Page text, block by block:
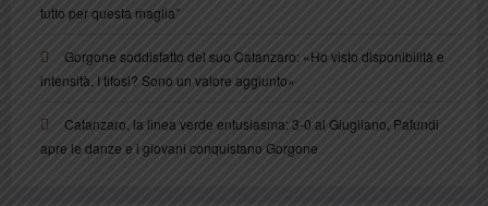
tutto per questa maglia”
Gorgone soddisfatto del suo Catanzaro: «Ho visto disponibilità e
intensità. I tifosi? Sono un valore aggiunto»
Catanzaro, la linea verde entusiasma: 3-0 al Giugliano, Pafundi
apre le danze e i giovani conquistano Gorgone